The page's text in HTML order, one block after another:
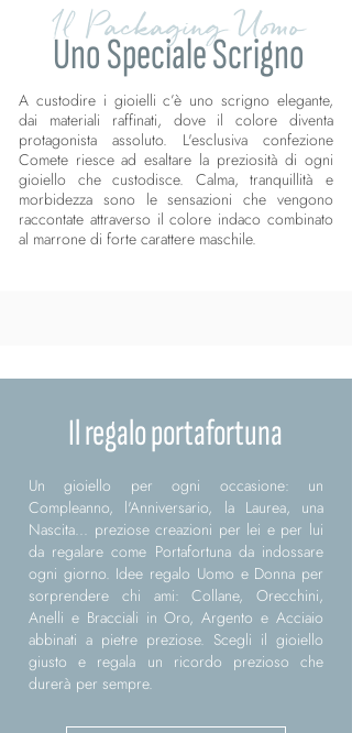
Il Packaging Uomo
Uno Speciale Scrigno
A custodire i gioielli c’è uno scrigno elegante,
dai materiali raffinati, dove il colore diventa
protagonista assoluto. L'esclusiva confezione
Comete riesce ad esaltare la preziosità di ogni
gioiello che custodisce. Calma, tranquillità e
morbidezza sono le sensazioni che vengono
raccontate attraverso il colore indaco combinato
al marrone di forte carattere maschile.
Il regalo portafortuna
Un gioiello per ogni occasione: un
Compleanno, l'Anniversario, la Laurea, una
Nascita... preziose creazioni per lei e per lui
da regalare come Portafortuna da indossare
ogni giorno. Idee regalo Uomo e Donna per
sorprendere chi ami: Collane, Orecchini,
Anelli e Bracciali in Oro, Argento e Acciaio
abbinati a pietre preziose. Scegli il gioiello
giusto e regala un ricordo prezioso che
durerà per sempre.